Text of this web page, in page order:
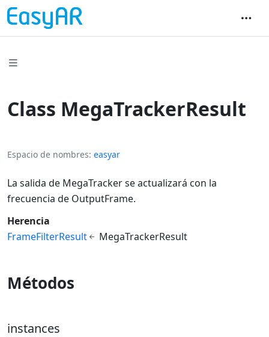
Class MegaTrackerResult
Espacio de nombres easyar
La salida de MegaTracker se actualizará con la
frecuencia de OutputFrame.
Herencia
FrameFilterResult
MegaTrackerResult
Métodos
instances